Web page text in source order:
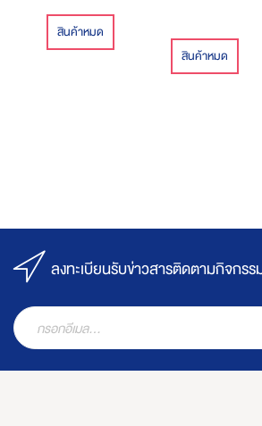
สินค้าหมด
สินค้าหมด
ลงทะเบียนรับข่าวสารติดตามกิจกรร